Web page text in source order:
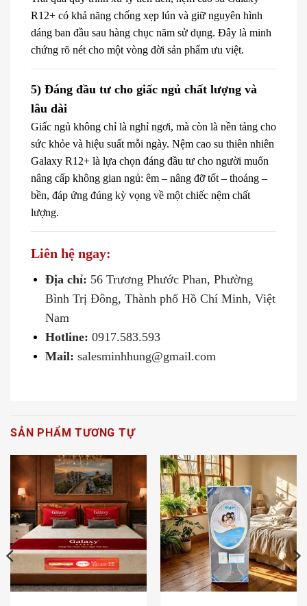
R12+ có khả năng chống xẹp lún và giữ nguyên hình
dáng ban đầu sau hàng chục năm sử dụng. Đây là minh
chứng rõ nét cho một vòng đời sản phẩm ưu việt.
5) Đáng đầu tư cho giấc ngủ chất lượng và
lâu dài
Giấc ngủ không chỉ là nghỉ ngơi, mà còn là nền tảng cho
sức khỏe và hiệu suất mỗi ngày. Nệm cao su thiên nhiên
Galaxy R12+ là lựa chọn đáng đầu tư cho người muốn
nâng cấp không gian ngủ: êm – nâng đỡ tốt – thoáng –
bền, đáp ứng đúng kỳ vọng về một chiếc nệm chất
lượng.
Liên hệ ngay:
Địa chỉ: 56 Trương Phước Phan, Phường
Bình Trị Đông, Thành phố Hồ Chí Minh, Việt
Nam
Hotline: 0917.583.593
Mail: salesminhhung@gmail.com
SẢN PHẨM TƯƠNG TỰ